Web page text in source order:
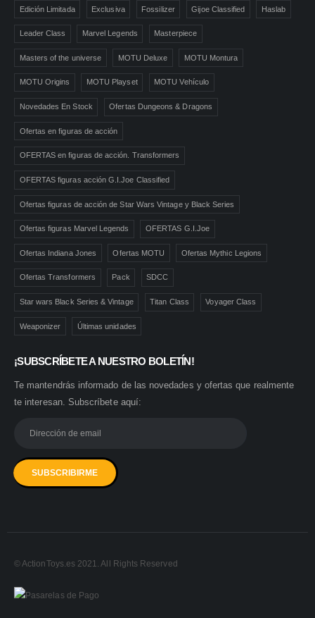
Edición Limitada Exclusiva Fossilizer Gijoe Classified Haslab
Leader Class Marvel Legends Masterpiece
Masters of the universe MOTU Deluxe MOTU Montura
MOTU Origins MOTU Playset MOTU Vehículo
Novedades En Stock Ofertas Dungeons & Dragons
Ofertas en figuras de acción
OFERTAS en figuras de acción. Transformers
OFERTAS figuras acción G.I.Joe Classified
Ofertas figuras de acción de Star Wars Vintage y Black Series
Ofertas figuras Marvel Legends OFERTAS G.I.Joe
Ofertas Indiana Jones Ofertas MOTU Ofertas Mythic Legions
Ofertas Transformers Pack SDCC
Star wars Black Series & Vintage Titan Class Voyager Class
Weaponizer Últimas unidades
¡SUBSCRÍBETE A NUESTRO BOLETÍN!
Te mantendrás informado de las novedades y ofertas que realmente
te interesan. Subscríbete aquí:
© ActionToys.es 2021. All Rights Reserved